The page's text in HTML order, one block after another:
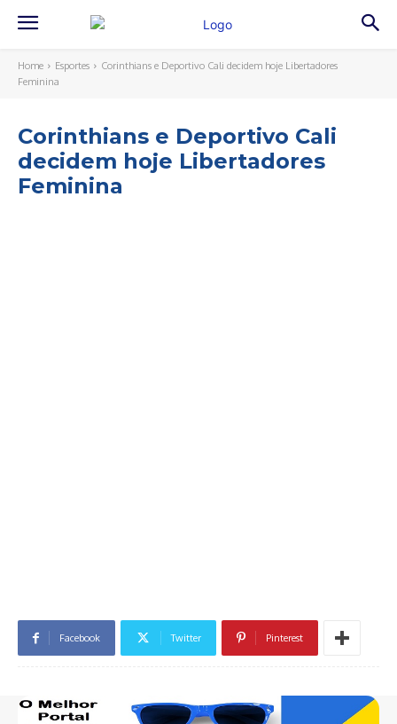
Home Esportes
Corinthians e Deportivo Cali decidem hoje Libertadores
Feminina
Corinthians e Deportivo Cali
decidem hoje Libertadores
Feminina
Facebook Twitter Pinterest